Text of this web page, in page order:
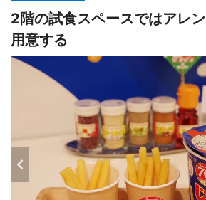
2階の試食スペースではアレ
用意する